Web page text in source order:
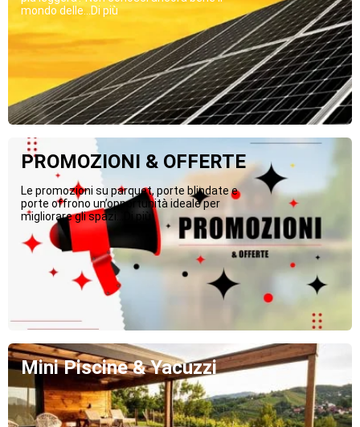
mondo delle...Di più
PROMOZIONI & OFFERTE
Le promozioni su parquet, porte blindate e
porte offrono un’opportunità ideale per
migliorare gli spazi...Di più
Mini Piscine & Yacuzzi